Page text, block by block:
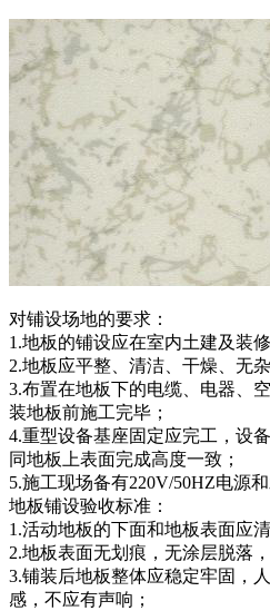
对铺设场地的要求：
1.地板的铺设应在室内土建及装
2.地板应平整、清洁、干燥、无
3.布置在地板下的电缆、电器、
装地板前施工完毕；
4.重型设备基座固定应完工，设
同地板上表面完成高度一致；
5.施工现场备有220V/50HZ电源和
地板铺设验收标准：
1.活动地板的下面和地板表面应
2.地板表面无划痕，无涂层脱落
3.铺装后地板整体应稳定牢固，
感，不应有声响；